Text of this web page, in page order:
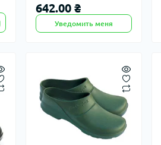
642.00 ₴
Уведомить меня